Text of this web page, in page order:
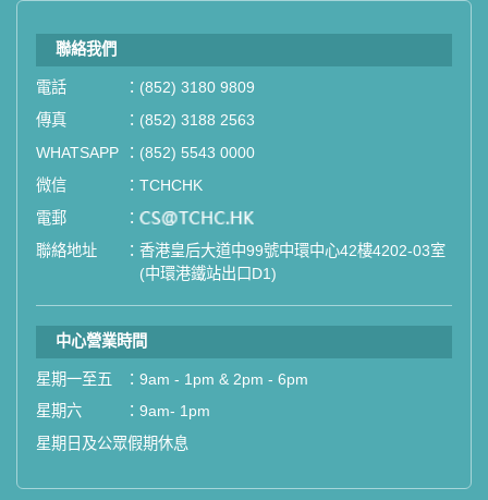
聯絡我們
電話 ： (852) 3180 9809
傳真
： (852) 3188 2563
WHATSAPP
： (852) 5543 0000
微信
： TCHCHK
電郵
： email
聯絡地址
： 香港皇后大道中99號中環中心42樓4202-03室
(中環港鐵站出口D1)
中心營業時間
星期一至五 ： 9am - 1pm & 2pm - 6pm
星期六
： 9am- 1pm
星期日及公眾假期休息